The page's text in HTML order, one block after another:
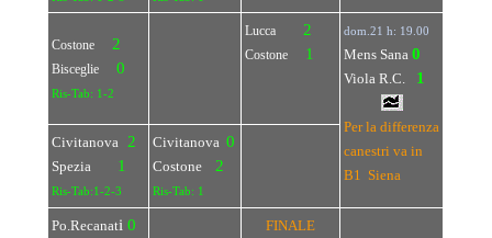
Costone 2
Bisceglie 0
Ris-Tab: 1-2
Lucca 2
Costone 1
dom.21 h: 19.00
Mens Sana0
Viola R.C. 1
Per la differenza
canestri va in
B1 Siena
Civitanova 2
Spezia 1
Ris-Tab:1-2-3
Civitanova0
Costone2
Ris-Tab: 1
Po.Recanati0
FINALE